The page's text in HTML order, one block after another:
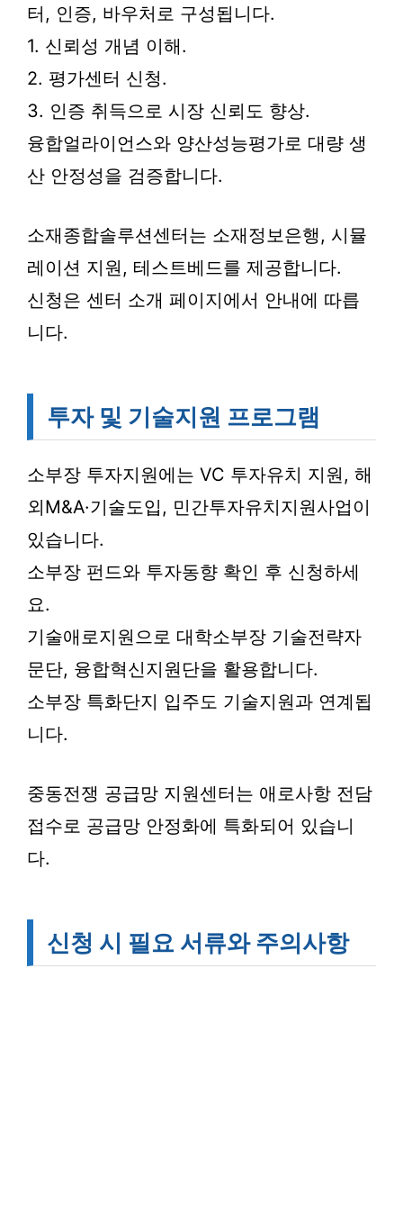
터, 인증, 바우처로 구성됩니다.
1. 신뢰성 개념 이해.
2. 평가센터 신청.
3. 인증 취득으로 시장 신뢰도 향상.
융합얼라이언스와 양산성능평가로 대량 생
산 안정성을 검증합니다.
소재종합솔루션센터는 소재정보은행, 시뮬
레이션 지원, 테스트베드를 제공합니다.
신청은 센터 소개 페이지에서 안내에 따릅
니다.
투자 및 기술지원 프로그램
소부장 투자지원에는 VC 투자유치 지원, 해
외M&A·기술도입, 민간투자유치지원사업이
있습니다.
소부장 펀드와 투자동향 확인 후 신청하세
요.
기술애로지원으로 대학소부장 기술전략자
문단, 융합혁신지원단을 활용합니다.
소부장 특화단지 입주도 기술지원과 연계됩
니다.
중동전쟁 공급망 지원센터는 애로사항 전담
접수로 공급망 안정화에 특화되어 있습니
다.
신청 시 필요 서류와 주의사항